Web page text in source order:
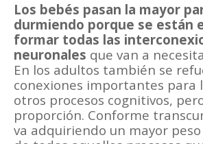
Los bebés pasan la mayor
durmiendo porque se están
formar todas las
neuronales que van a
En los adultos también se
conexiones importantes para
otros procesos cognitivos,
proporción. Conforme
va adquiriendo un mayor